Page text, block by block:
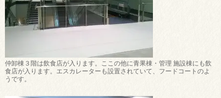
仲卸棟３階は飲食店が入ります。ここの他に青果棟・管理 施設棟にも飲
食店が入ります。エスカレーターも設置されていて、フードコートのよ
うです。